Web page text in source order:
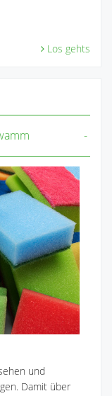
Los gehts
und
Damit über